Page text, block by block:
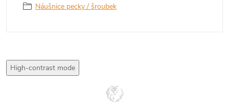
Náušnice pecky / šroubek
High-contrast mode